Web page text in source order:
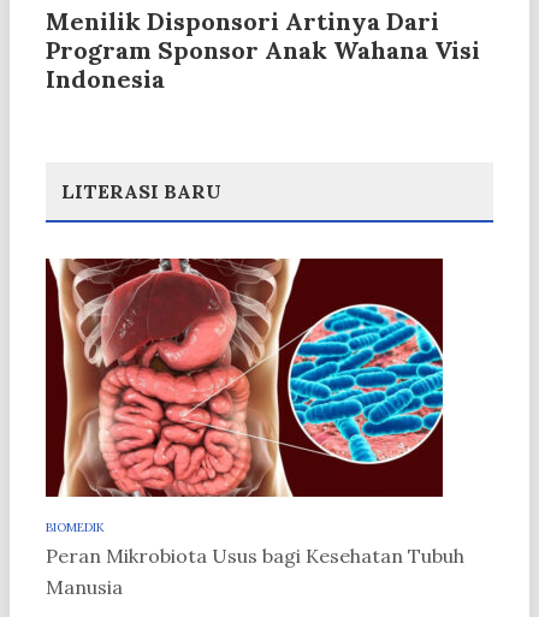
Menilik Disponsori Artinya Dari
Program Sponsor Anak Wahana Visi
Indonesia
LITERASI BARU
BIOMEDIK
Peran Mikrobiota Usus bagi Kesehatan Tubuh
Manusia